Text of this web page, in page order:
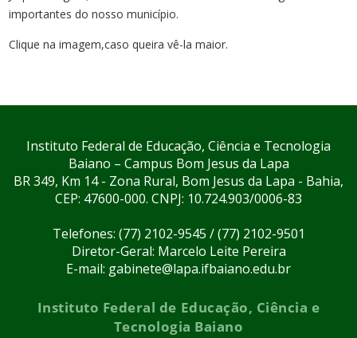
importantes do nosso município.
Clique na imagem,caso queira vê-la maior.
Instituto Federal de Educação, Ciência e Tecnologia
Baiano – Campus Bom Jesus da Lapa
BR 349, Km 14 - Zona Rural, Bom Jesus da Lapa - Bahia,
CEP: 47600-000. CNPJ: 10.724.903/0006-83
Telefones: (77) 2102-9545 / (77) 2102-9501
Diretor-Geral: Marcelo Leite Pereira
E-mail: gabinete@lapa.ifbaiano.edu.br
Instituto Federal de Educação, Ciência e
Tecnologia Baiano